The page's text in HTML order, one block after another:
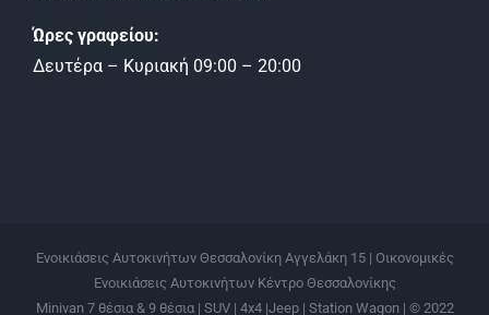
Ώρες γραφείου:
Δευτέρα – Κυριακή 09:00 – 20:00
Ενοικιάσεις Αυτοκινήτων Θεσσαλονίκη Αγγελάκη 15 | Οικονομικές
Ενοικιάσεις Αυτοκινήτων Κέντρο Θεσσαλονίκης
Μinivan 7 θέσια & 9 θέσια | SUV | 4x4 |Jeep | Station Wagon | © 2022